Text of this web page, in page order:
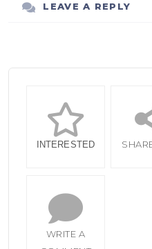
LEAVE A REPLY
INTERESTED
WRITE A